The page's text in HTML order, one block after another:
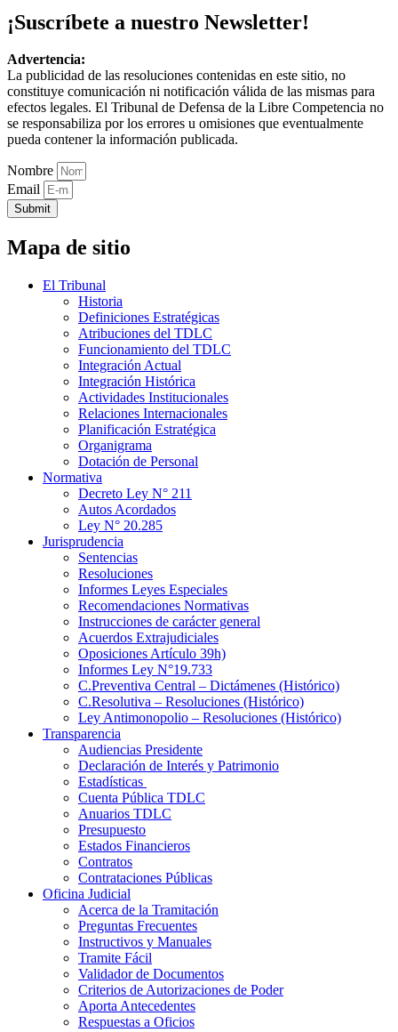
¡Suscríbete a nuestro Newsletter!
Advertencia:
La publicidad de las resoluciones contenidas en este sitio, no
constituye comunicación ni notificación válida de las mismas para
efectos legales. El Tribunal de Defensa de la Libre Competencia no
se responsabiliza por los errores u omisiones que eventualmente
pueda contener la información publicada.
Nombre
Email
Submit
Mapa de sitio
El Tribunal
Historia
Definiciones Estratégicas
Atribuciones del TDLC
Funcionamiento del TDLC
Integración Actual
Integración Histórica
Actividades Institucionales
Relaciones Internacionales
Planificación Estratégica
Organigrama
Dotación de Personal
Normativa
Decreto Ley N° 211
Autos Acordados
Ley N° 20.285
Jurisprudencia
Sentencias
Resoluciones
Informes Leyes Especiales
Recomendaciones Normativas
Instrucciones de carácter general
Acuerdos Extrajudiciales
Oposiciones Artículo 39h)
Informes Ley N°19.733
C.Preventiva Central – Dictámenes (Histórico)
C.Resolutiva – Resoluciones (Histórico)
Ley Antimonopolio – Resoluciones (Histórico)
Transparencia
Audiencias Presidente
Declaración de Interés y Patrimonio
Estadísticas
Cuenta Pública TDLC
Anuarios TDLC
Presupuesto
Estados Financieros
Contratos
Contrataciones Públicas
Oficina Judicial
Acerca de la Tramitación
Preguntas Frecuentes
Instructivos y Manuales
Tramite Fácil
Validador de Documentos
Criterios de Autorizaciones de Poder
Aporta Antecedentes
Respuestas a Oficios